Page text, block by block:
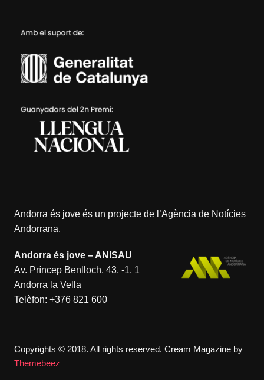
Andorra és jove és un projecte de l’Agència de Notícies
Andorrana.
Andorra és jove – ANISAU
Av. Príncep Benlloch, 43, -1, 1
Andorra la Vella
Telèfon: +376 821 600
Copyrights © 2018. All rights reserved. Cream Magazine by
Themebeez